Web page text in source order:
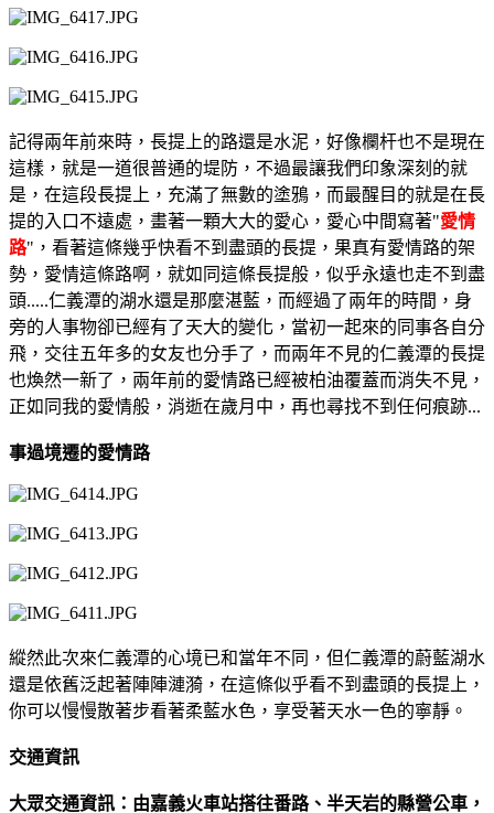
記得兩年前來時，長提上的路還是水泥，好像欄杆也不是現在
這樣，就是一道很普通的堤防，不過最讓我們印象深刻的就
是，在這段長提上，充滿了無數的塗鴉，而最醒目的就是在長
提的入口不遠處，畫著一顆大大的愛心，愛心中間寫著"愛情
路"，看著這條幾乎快看不到盡頭的長提，果真有愛情路的架
勢，愛情這條路啊，就如同這條長提般，似乎永遠也走不到盡
頭.....仁義潭的湖水還是那麼湛藍，而經過了兩年的時間，身
旁的人事物卻已經有了天大的變化，當初一起來的同事各自分
飛，交往五年多的女友也分手了，而兩年不見的仁義潭的長提
也煥然一新了，兩年前的愛情路已經被柏油覆蓋而消失不見，
正如同我的愛情般，消逝在歲月中，再也尋找不到任何痕跡...
事過境遷的愛情路
縱然此次來仁義潭的心境已和當年不同，但仁義潭的蔚藍湖水
還是依舊泛起著陣陣漣漪，在這條似乎看不到盡頭的長提上，
你可以慢慢散著步看著柔藍水色，享受著天水一色的寧靜。
交通資訊
大眾交通資訊：由嘉義火車站搭往番路、半天岩的縣營公車，